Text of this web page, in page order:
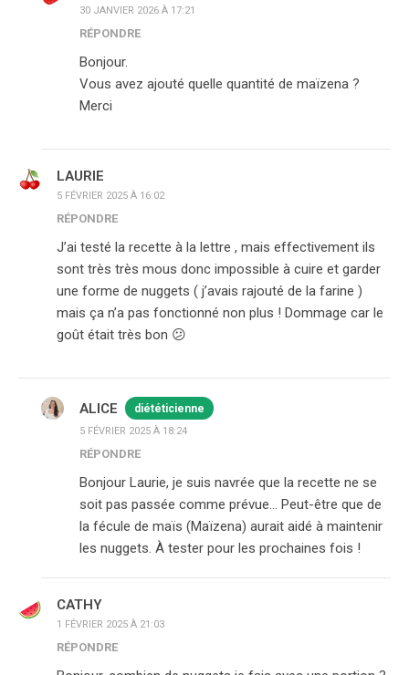
30 JANVIER 2026 À 17:21
RÉPONDRE
Bonjour.
Vous avez ajouté quelle quantité de maïzena ?
Merci
LAURIE
5 FÉVRIER 2025 À 16:02
RÉPONDRE
J’ai testé la recette à la lettre , mais effectivement ils
sont très très mous donc impossible à cuire et garder
une forme de nuggets ( j’avais rajouté de la farine )
mais ça n’a pas fonctionné non plus ! Dommage car le
goût était très bon 😕
ALICE diététicienne
5 FÉVRIER 2025 À 18:24
RÉPONDRE
Bonjour Laurie, je suis navrée que la recette ne se
soit pas passée comme prévue… Peut-être que de
la fécule de maïs (Maïzena) aurait aidé à maintenir
les nuggets. À tester pour les prochaines fois !
CATHY
1 FÉVRIER 2025 À 21:03
RÉPONDRE